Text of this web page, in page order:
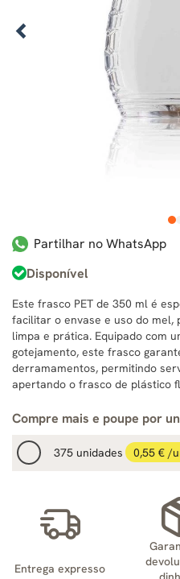
1
Partilhar no WhatsApp
Disponível
Compre mais e poupe por
375 unidades 0,55 € /
Este frasco PET de 350 ml é
facilitar o envase e uso do mel,
limpa e prática. Equipado com
gotejamento, este frasco
derramamentos, permitindo
apertando o frasco de plástico
Entrega expresso